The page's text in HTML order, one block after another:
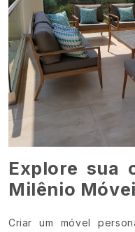
Explore sua
Milênio
Criar um móvel